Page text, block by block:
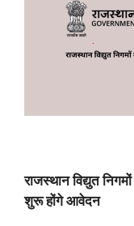
राजस्थान विद्युत
शुरू होंगे आवेदन